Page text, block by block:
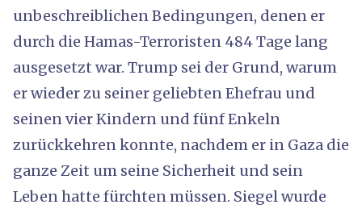
unbeschreiblichen Bedingungen, denen er
durch die Hamas-Terroristen 484 Tage lang
ausgesetzt war. Trump sei der Grund, warum
er wieder zu seiner geliebten Ehefrau und
seinen vier Kindern und fünf Enkeln
zurückkehren konnte, nachdem er in Gaza die
ganze Zeit um seine Sicherheit und sein
Leben hatte fürchten müssen. Siegel wurde